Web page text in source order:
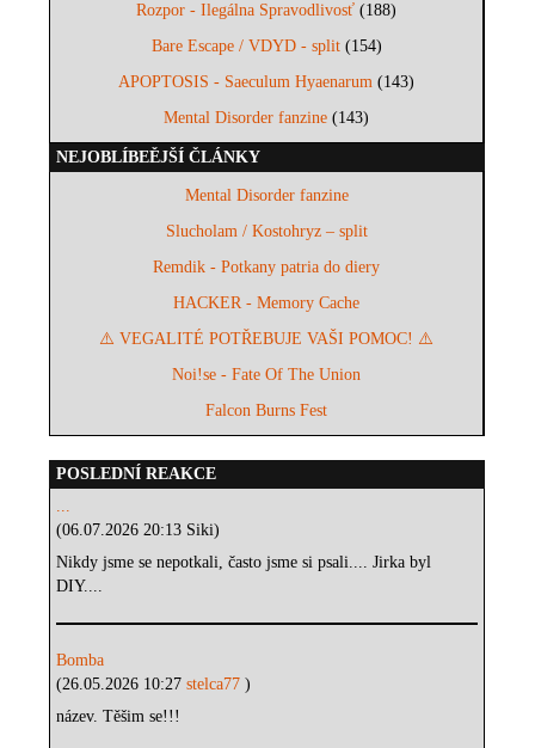
Rozpor - Ilegálna Spravodlivosť (188)
Bare Escape / VDYD - split(154)
APOPTOSIS - Saeculum Hyaenarum (143)
Mental Disorder fanzine (143)
NEJOBLÍBEĚJŠÍ ČLÁNKY
Mental Disorder fanzine
Slucholam / Kostohryz – split
Remdik - Potkany patria do diery
HACKER - Memory Cache
⚠️ VEGALITÉ POTŘEBUJE VAŠI POMOC! ⚠️
Noi!se - Fate Of The Union
Falcon Burns Fest
POSLEDNÍ REAKCE
...
(06.07.2026 20:13 Siki)
Nikdy jsme se nepotkali, často jsme si psali.... Jirka byl
DIY....
Bomba
(26.05.2026 10:27stelca77)
název. Těšim se!!!